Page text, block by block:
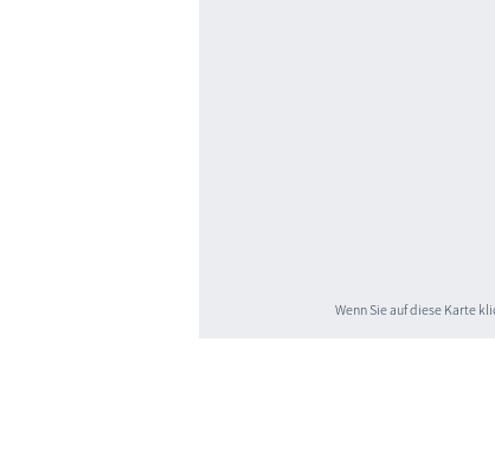
Wenn Sie auf diese Karte